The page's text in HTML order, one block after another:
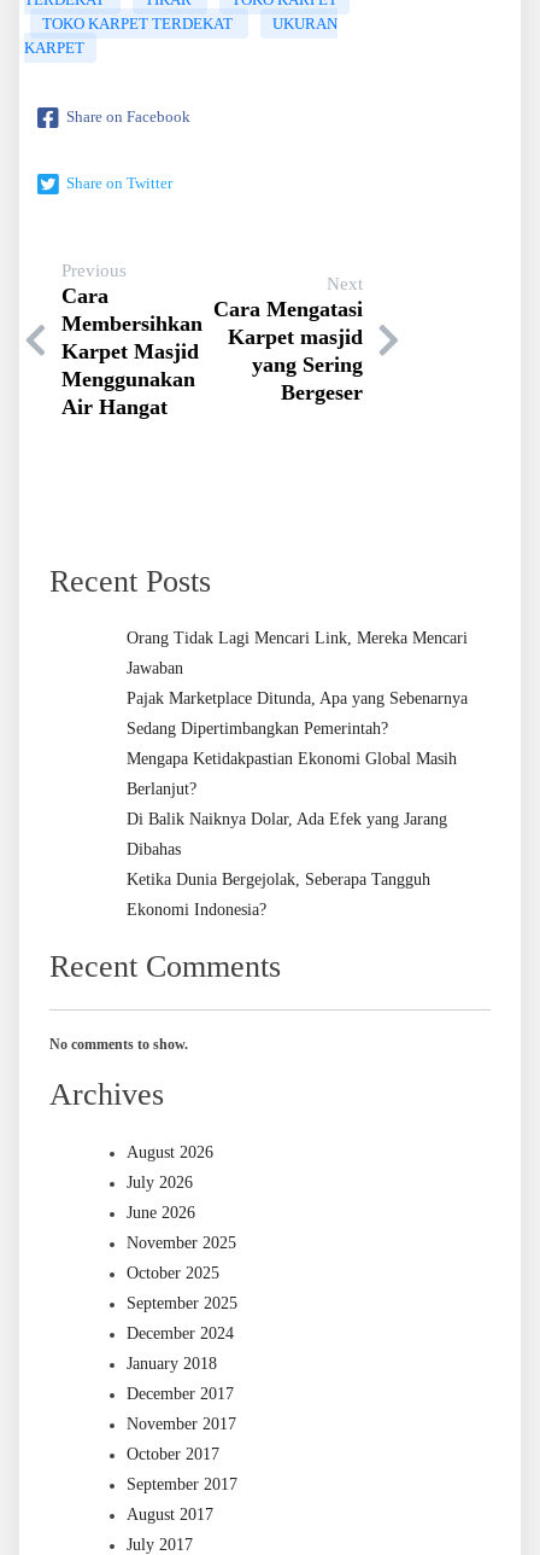
TOKO KARPET TERDEKAT
UKURAN
KARPET
Share on Facebook
Share on Twitter
Previous
Cara
Membersihkan
Karpet Masjid
Menggunakan
Air Hangat
Next
Cara Mengatasi
Karpet masjid
yang Sering
Bergeser
Recent Posts
Orang Tidak Lagi Mencari Link, Mereka Mencari
Jawaban
Pajak Marketplace Ditunda, Apa yang Sebenarnya
Sedang Dipertimbangkan Pemerintah?
Mengapa Ketidakpastian Ekonomi Global Masih
Berlanjut?
Di Balik Naiknya Dolar, Ada Efek yang Jarang
Dibahas
Ketika Dunia Bergejolak, Seberapa Tangguh
Ekonomi Indonesia?
Recent Comments
No comments to show.
Archives
August 2026
July 2026
June 2026
November 2025
October 2025
September 2025
December 2024
January 2018
December 2017
November 2017
October 2017
September 2017
August 2017
July 2017